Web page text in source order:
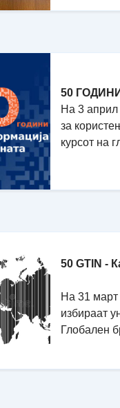
50
На 3 април
за
курсот на
50 GTIN -
На 31 март
избираат
Глобален